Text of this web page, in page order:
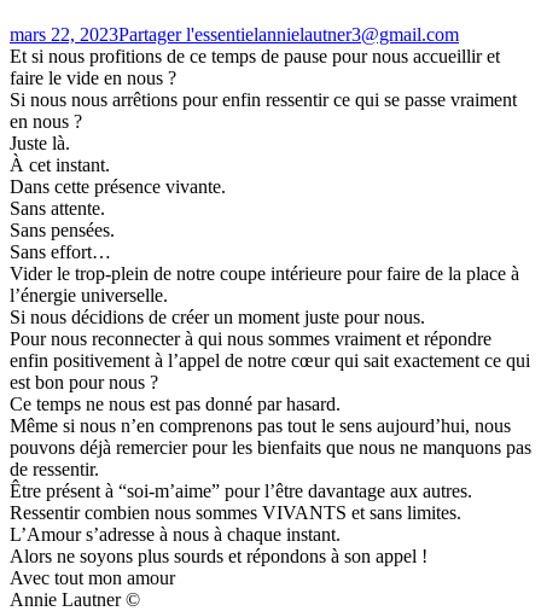
mars 22, 2023Partager l'essentielannielautner3@gmail.com
Et si nous profitions de ce temps de pause pour nous accueillir et
faire le vide en nous ?
Si nous nous arrêtions pour enfin ressentir ce qui se passe vraiment
en nous ?
Juste là.
À cet instant.
Dans cette présence vivante.
Sans attente.
Sans pensées.
Sans effort…
Vider le trop-plein de notre coupe intérieure pour faire de la place à
l’énergie universelle.
Si nous décidions de créer un moment juste pour nous.
Pour nous reconnecter à qui nous sommes vraiment et répondre
enfin positivement à l’appel de notre cœur qui sait exactement ce qui
est bon pour nous ?
Ce temps ne nous est pas donné par hasard.
Même si nous n’en comprenons pas tout le sens aujourd’hui, nous
pouvons déjà remercier pour les bienfaits que nous ne manquons pas
de ressentir.
Être présent à “soi-m’aime” pour l’être davantage aux autres.
Ressentir combien nous sommes VIVANTS et sans limites.
L’Amour s’adresse à nous à chaque instant.
Alors ne soyons plus sourds et répondons à son appel !
Avec tout mon amour
Annie Lautner ©